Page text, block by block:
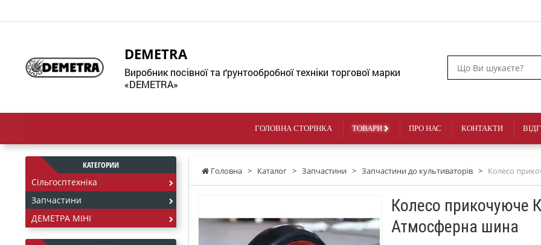
DEMETRA
Виробник посівної та ґрунтообробної техніки торгової марки
«DEMETRA»
ГОЛОВНА СТОРІНКА ТОВАРИ ПРО НАС КОНТАКТИ
Головна > Каталог > Запчастини > Запчастини до культиваторів > Колесо
Колесо прикочуюче
Атмосферна шина
КАТЕГОРИИ
Сільгосптехніка
Запчастини
ДЕМЕТРА МІНІ